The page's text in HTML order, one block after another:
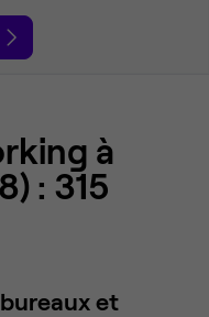
à
: 315
et